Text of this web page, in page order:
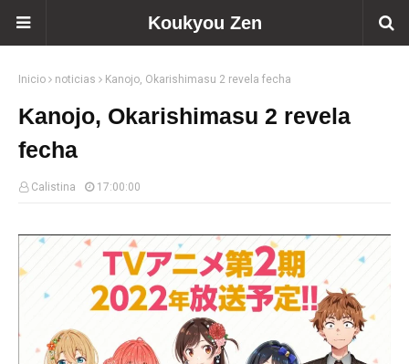
Koukyou Zen
Inicio noticias Kanojo, Okarishimasu 2 revela fecha
Kanojo, Okarishimasu 2 revela
fecha
Calistina 17:00:00